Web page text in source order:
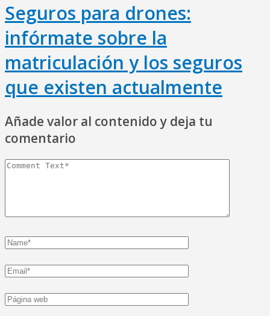
Seguros para drones:
infórmate sobre la
matriculación y los seguros
que existen actualmente
Añade valor al contenido y deja tu
comentario